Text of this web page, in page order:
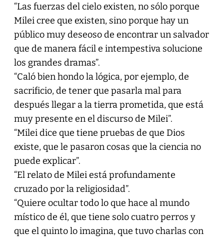
“Las fuerzas del cielo existen, no sólo porque
Milei cree que existen, sino porque hay un
público muy deseoso de encontrar un salvador
que de manera fácil e intempestiva solucione
los grandes dramas”.
“Caló bien hondo la lógica, por ejemplo, de
sacrificio, de tener que pasarla mal para
después llegar a la tierra prometida, que está
muy presente en el discurso de Milei”.
“Milei dice que tiene pruebas de que Dios
existe, que le pasaron cosas que la ciencia no
puede explicar”.
“El relato de Milei está profundamente
cruzado por la religiosidad”.
“Quiere ocultar todo lo que hace al mundo
místico de él, que tiene solo cuatro perros y
que el quinto lo imagina, que tuvo charlas con